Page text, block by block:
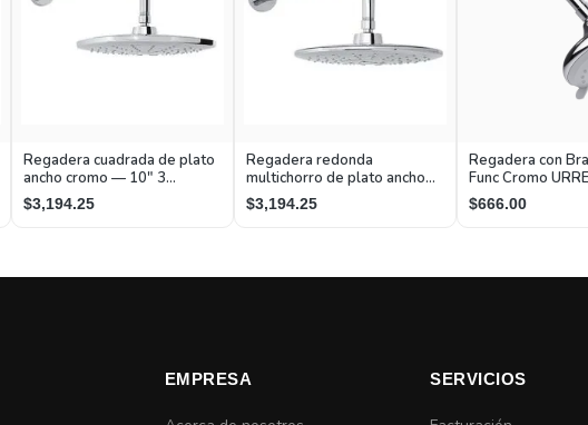
Regadera cuadrada de plato
ancho cromo — 10" 3
Chorros con Brazo
$3,194.25
Regadera redonda
multichorro de plato ancho
cromo incluye brazo angular y
chapetón
$3,194.25
Regadera con
Func Cromo
$666.00
EMPRESA SERVICIOS